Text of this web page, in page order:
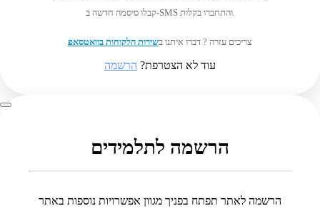
קבלו סיסמה חדשה ב-SMS והתחברו בקלות.
צריכים עזרה ? דברו איתנו בשירות הלקוחות בוואטסאפ
עוד לא הצטרפת? הרשמה
הרשמה לתלמידים
הרשמה לאתר תפתח בפניך מגוון אפשרויות נוספות באתר